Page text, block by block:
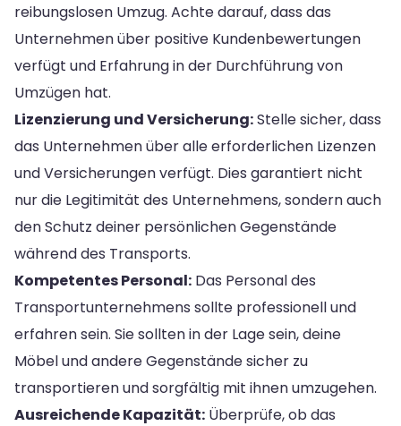
reibungslosen Umzug. Achte darauf, dass das
Unternehmen über positive Kundenbewertungen
verfügt und Erfahrung in der Durchführung von
Umzügen hat.
Lizenzierung und Versicherung:Stelle sicher, dass
das Unternehmen über alle erforderlichen Lizenzen
und Versicherungen verfügt. Dies garantiert nicht
nur die Legitimität des Unternehmens, sondern auch
den Schutz deiner persönlichen Gegenstände
während des Transports.
Kompetentes Personal: Das Personal des
Transportunternehmens sollte professionell und
erfahren sein. Sie sollten in der Lage sein, deine
Möbel und andere Gegenstände sicher zu
transportieren und sorgfältig mit ihnen umzugehen.
Ausreichende Kapazität: Überprüfe, ob das